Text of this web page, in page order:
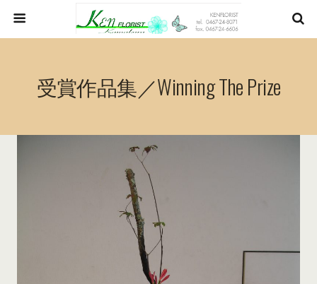
受賞作品集／Winning The Prize